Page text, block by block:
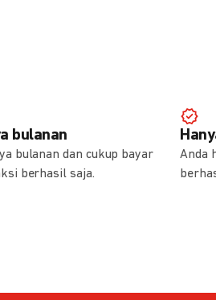
bulanan
bulanan dan cukup bayar
berhasil saja.
Anda